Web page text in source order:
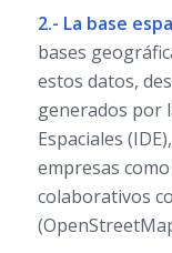
2.- La base
bases
estos datos,
generados por
Espaciales
empresas
colaborativos